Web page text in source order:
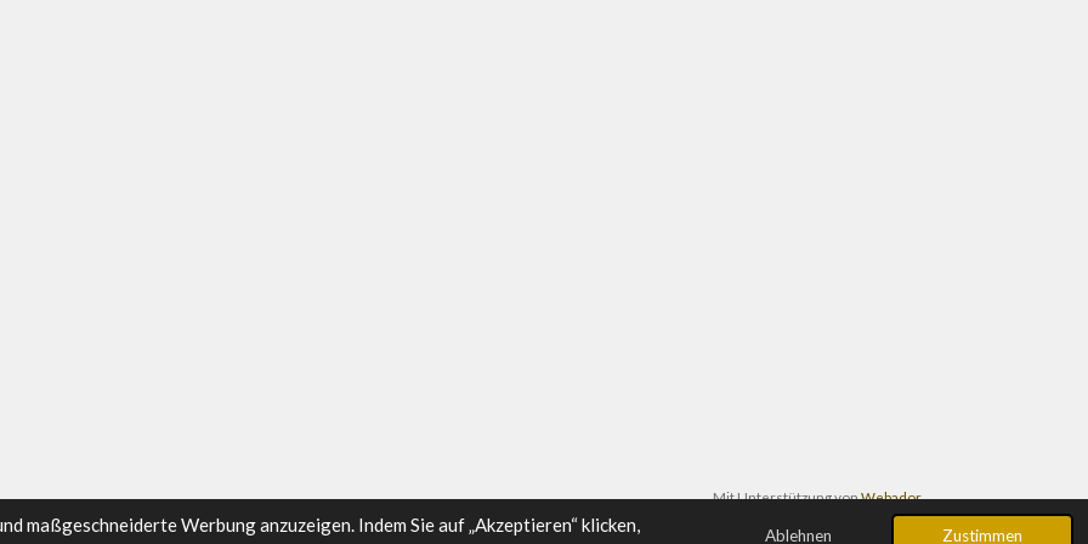
maßgeschneiderte Werbung anzuzeigen. Indem Sie auf „Akzeptieren“ klicken,
Ablehnen Zustimmen
Mit Unterstützung vonWebador